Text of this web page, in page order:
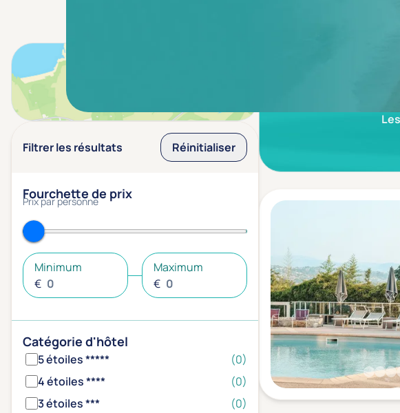
Filtrer les résultats Réinitialiser
Fourchette de prix
Prix par personne
Minimum
€
Maximum
€
Catégorie d'hôtel
5 étoiles *****
(0)
4 étoiles ****
(0)
3 étoiles ***
(0)